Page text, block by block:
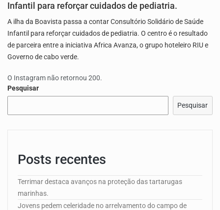
Infantil para reforçar cuidados de pediatria.
A ilha da Boavista passa a contar Consultório Solidário de Saúde
Infantil para reforçar cuidados de pediatria. O centro é o resultado
de parceira entre a iniciativa Africa Avanza, o grupo hoteleiro RIU e
Governo de cabo verde.
O Instagram não retornou 200.
Pesquisar
Pesquisar
Posts recentes
Terrimar destaca avanços na proteção das tartarugas
marinhas.
Jovens pedem celeridade no arrelvamento do campo de